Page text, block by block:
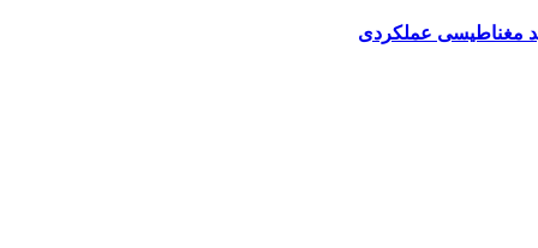
مغناطیسی عملکردی